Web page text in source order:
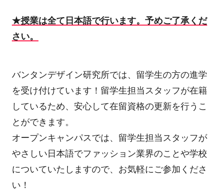
★授業は全て日本語で行います。予めご了承くだ
さい。
バンタンデザイン研究所では、留学生の方の進学
を受け付けています！留学生担当スタッフが在籍
しているため、安心して在留資格の更新を行うこ
とができます。
オープンキャンパスでは、留学生担当スタッフが
やさしい日本語でファッション業界のことや学校
についていたしますので、お気軽にご参加くださ
い！